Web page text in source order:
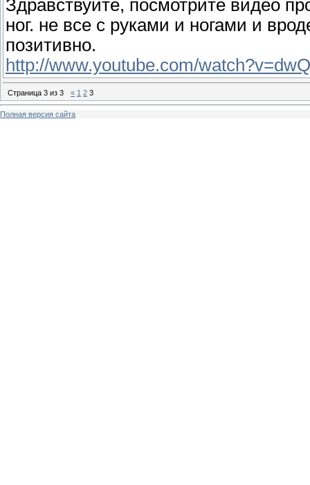
Здравствуйте, посмотрите видео
ног. не все с руками и ногами и
позитивно.
http://www.youtube.com/
Страница 3 из 3 « 1 2 3
Полная версия сайта